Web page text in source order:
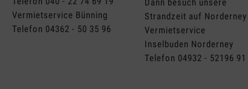
Vermietservice Bünning
Telefon 04362 - 50 35 96
Dann besuch unsere
Strandzeit auf Norderney
Vermietservice
Inselbuden Norderney
Telefon 04932 - 52196 91